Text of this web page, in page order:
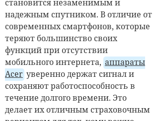
становится незаменимым и
надежным спутником. В отличие от
современных смартфонов, которые
теряют большинство своих
функций при отсутствии
мобильного интернета, аппараты
Acer уверенно держат сигнал и
сохраняют работоспособность в
течение долгого времени. Это
делает их отличным страховочным